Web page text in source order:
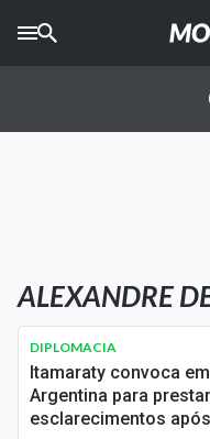
AGROTIMES
Newsletters
Money Trader
Anuncie
ALEXANDRE
DIPLOMACIA
Itamaraty convoca
Argentina para prestar
esclarecimentos